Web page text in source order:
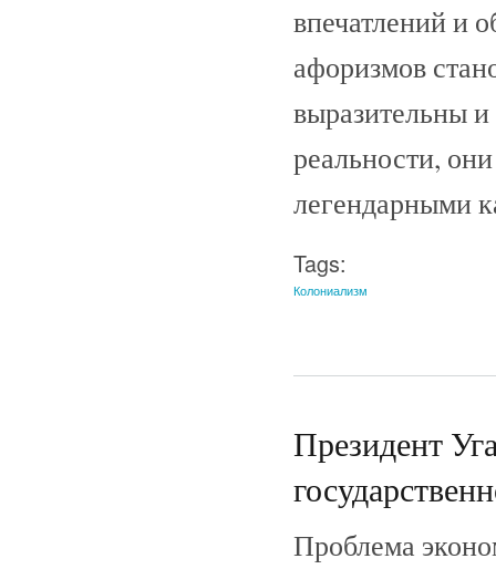
впечатлений и
афоризмов
выразительны и
реальности,
легендарными
Tags:
Колониализм
Президент
Проблема